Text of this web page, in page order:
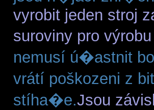
vyrobit jeden stroj
suroviny pro
nemusí ú�astnit
vrátí poškozeni z
stíha�e.Jsou